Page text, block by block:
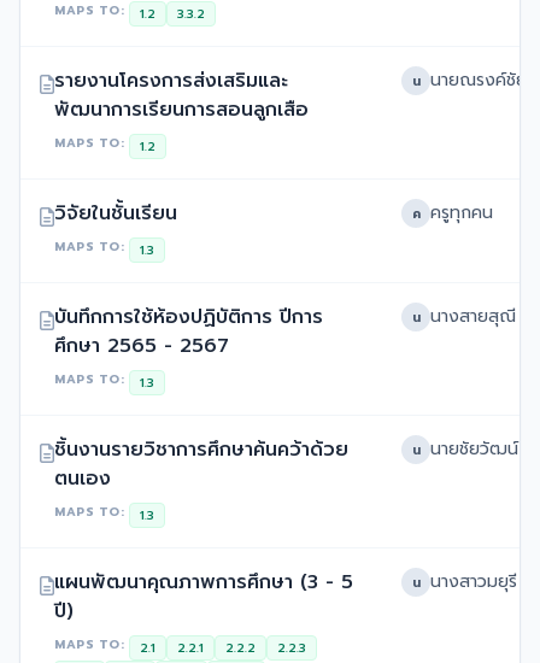
MAPS TO: 1.2 3.3.2
รายงานโครงการส่งเสริมและ
พัฒนาการเรียนการสอนลูกเสือ
MAPS TO: 1.2
น
วิจัยในชั้นเรียน
MAPS TO: 1.3
ค ครูทุกคน
บันทึกการใช้ห้องปฏิบัติการ ปีการ
ศึกษา 2565 - 2567
MAPS TO: 1.3
น
ชิ้นงานรายวิชาการศึกษาค้นคว้าด้วย
ตนเอง
MAPS TO: 1.3
น
แผนพัฒนาคุณภาพการศึกษา (3 - 5
ปี)
MAPS TO: 2.1 2.2.1 2.2.2
2.2.3
น